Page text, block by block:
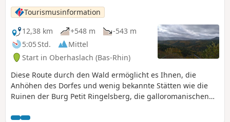
Tourismusinformation
12,38 km
+548 m
-543 m
5:05 Std.
Mittel
Start in Oberhaslach (Bas-Rhin)
Diese Route durch den Wald ermöglicht es Ihnen, die
Anhöhen des Dorfes und wenig bekannte Stätten wie die
Ruinen der Burg Petit Ringelsberg, die galloromanischen
Hohenstein zu entdecken. Ein kurzer Abstecher in die